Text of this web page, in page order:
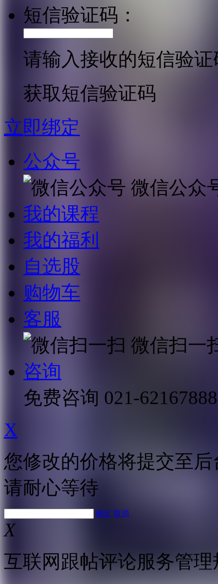
短信验证码：
请输入接收的短信验证
获取短信验证码
立即绑定
公众号
微信公众
我的课程
我的福利
自选股
购物车
客服
微信扫一
咨询
免费咨询 021-62167888
X
您修改的价格将提交至
请耐心等待
确定 取消
X
互联网跟帖评论服务管理